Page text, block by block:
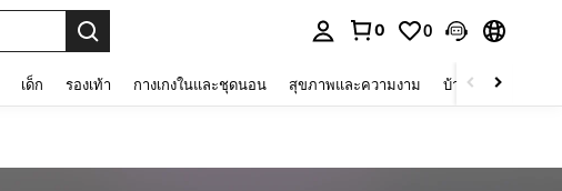
0 0
เด็ก รองเท้า กางเกงในและชุดนอน สุขภาพและความงาม บ้านและที่อยู่อาศัย